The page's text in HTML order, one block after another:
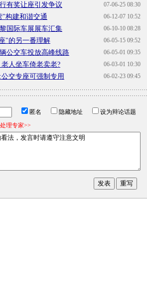
07-06-25 08:30
有奖让座引发争议
06-12-07 10:52
构建和谐交通
06-10-10 08:28
国际车展展车汇集
06-05-15 09:52
"的另一番理解
06-05-01 09:35
公交车投放高峰线路
06-03-01 10:30
人坐车倚老卖老?
06-02-23 09:45
公交专座可强制专用
匿名 隐藏地址
设为辩论话题
理专家>>